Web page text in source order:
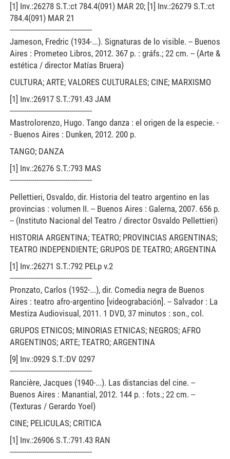
[1] Inv.:26278 S.T.:ct 784.4(091) MAR 20; [1] Inv.:26279 S.T.:ct
784.4(091) MAR 21
----------------------------------------
Jameson, Fredric (1934-...). Signaturas de lo visible. -- Buenos
Aires : Prometeo Libros, 2012. 367 p. : gráfs.; 22 cm. -- (Arte &
estética / director Matías Bruera)
CULTURA; ARTE; VALORES CULTURALES; CINE; MARXISMO
[1] Inv.:26917 S.T.:791.43 JAM
----------------------------------------
Mastrolorenzo, Hugo. Tango danza : el origen de la especie. -
- Buenos Aires : Dunken, 2012. 200 p.
TANGO; DANZA
[1] Inv.:26276 S.T.:793 MAS
----------------------------------------
Pellettieri, Osvaldo, dir. Historia del teatro argentino en las
provincias : volumen II. -- Buenos Aires : Galerna, 2007. 656 p.
-- (Instituto Nacional del Teatro / director Osvaldo Pellettieri)
HISTORIA ARGENTINA; TEATRO; PROVINCIAS ARGENTINAS;
TEATRO INDEPENDIENTE; GRUPOS DE TEATRO; ARGENTINA
[1] Inv.:26271 S.T.:792 PELp v.2
----------------------------------------
Pronzato, Carlos (1952-...), dir. Comedia negra de Buenos
Aires : teatro afro-argentino [videograbación]. -- Salvador : La
Mestiza Audiovisual, 2011. 1 DVD, 37 minutos : son., col.
GRUPOS ETNICOS; MINORIAS ETNICAS; NEGROS; AFRO
ARGENTINOS; ARTE; TEATRO; ARGENTINA
[9] Inv.:0929 S.T.:DV 0297
----------------------------------------
Rancière, Jacques (1940-...). Las distancias del cine. --
Buenos Aires : Manantial, 2012. 144 p. : fots.; 22 cm. --
(Texturas / Gerardo Yoel)
CINE; PELICULAS; CRITICA
[1] Inv.:26906 S.T.:791.43 RAN
----------------------------------------